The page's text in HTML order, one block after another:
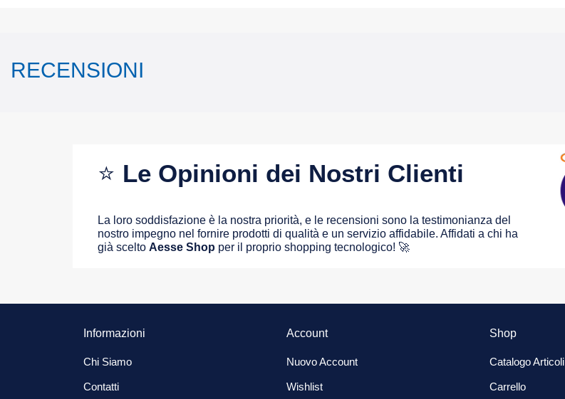
RECENSIONI
⭐ Le Opinioni dei Nostri Clienti
La loro soddisfazione è la nostra priorità, e le recensioni sono la testimonianza del
nostro impegno nel fornire prodotti di qualità e un servizio affidabile. Affidati a chi ha
già scelto Aesse Shop per il proprio shopping tecnologico! 🚀
Informazioni
Chi Siamo
Contatti
Account
Nuovo Account
Wishlist
Shop
Catalogo Articoli
Carrello